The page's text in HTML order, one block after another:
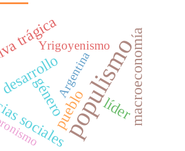
populismo
género
trágica
líder
pueblo
sociales macroeconomía
Argentina
Yrigoyenismo